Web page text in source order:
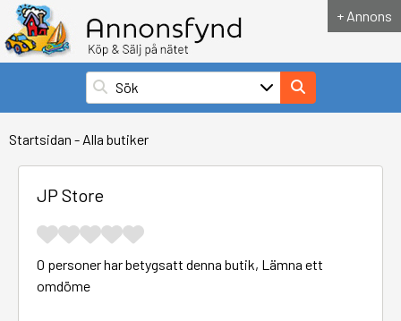
+ Annons
Startsidan - Alla butiker
JP Store
0 personer har betygsatt denna butik, Lämna ett
omdöme